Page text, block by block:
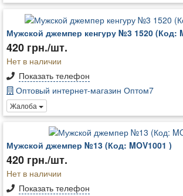
Мужской джемпер кенгуру №3 1520 (Код:
420 грн./шт.
Нет в наличии
Показать телефон
Оптовый интернет-магазин Оптом7
Жалоба
Мужской джемпер №13 (Код: MOV1001 )
420 грн./шт.
Нет в наличии
Показать телефон